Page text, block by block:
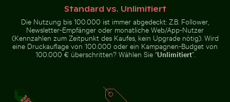
Mann im Kings River an einem
Sonnentag Berliner Fernsehturm bei
Sonnenuntergang an der Karl-
Marx-Allee
Gemeiner Mynavogel auf einem Baumast sitzend
Schatten eines Schildes auf
Schildes auf
Maschendrahtzaun
Standard vs. Unlimitiert
Die Nutzung bis 100.000 ist immer abgedeckt: Z.B. Follower,
Newsletter-Empfänger oder monatliche Web/App-Nutzer
(Kennzahlen zum Zeitpunkt des Kaufes, kein Upgrade nötig). Wird
eine Druckauflage von 100.000 oder ein Kampagnen-Budget von
100.000 € überschritten? Wählen Sie “Unlimitiert”.